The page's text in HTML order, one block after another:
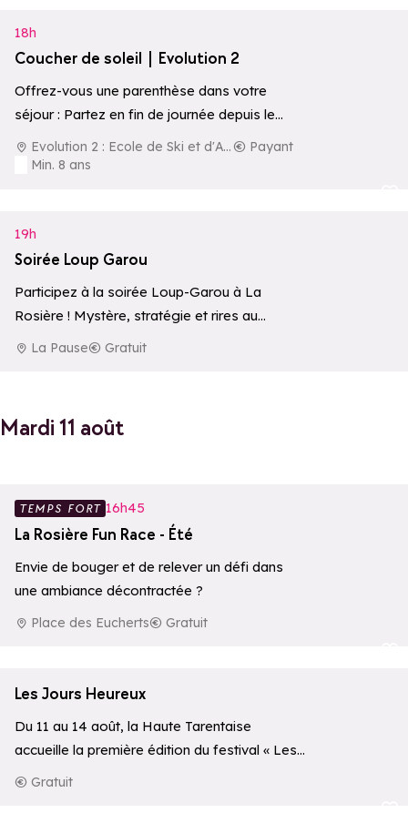
18h
Coucher de soleil | Evolution 2
Offrez-vous une parenthèse dans votre
séjour : Partez en fin de journée depuis le
centre de la station pour une aventure…
Evolution 2 : Ecole de Ski et d'Aventure
Payant
Min. 8 ans
19h
Soirée Loup Garou
Participez à la soirée Loup-Garou à La
Rosière ! Mystère, stratégie et rires au
programme pour petits et grands. Une
La Pause Gratuit
Mardi 11 août
TEMPS FORT 16h45
La Rosière Fun Race - Été
Envie de bouger et de relever un défi dans
une ambiance décontractée ?
Place des Eucherts
Gratuit
Les Jours Heureux
Du 11 au 14 août, la Haute Tarentaise
accueille la première édition du festival « Les
Jours Heureux », un…
Gratuit